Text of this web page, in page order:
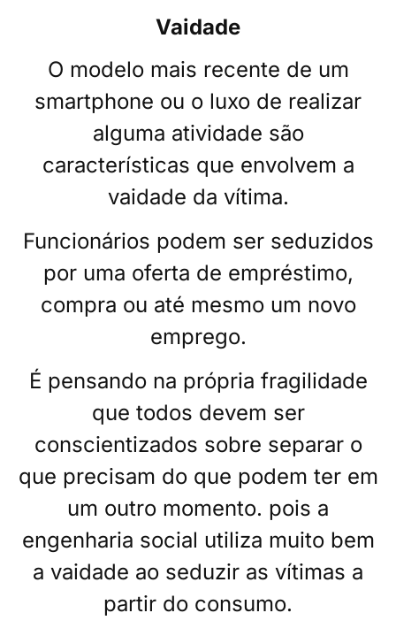
Vaidade
O modelo mais recente de um
smartphone ou o luxo de realizar
alguma atividade são
características que envolvem a
vaidade da vítima.
Funcionários podem ser seduzidos
por uma oferta de empréstimo,
compra ou até mesmo um novo
emprego.
É pensando na própria fragilidade
que todos devem ser
conscientizados sobre separar o
que precisam do que podem ter em
um outro momento. pois a
engenharia social utiliza muito bem
a vaidade ao seduzir as vítimas a
partir do consumo.